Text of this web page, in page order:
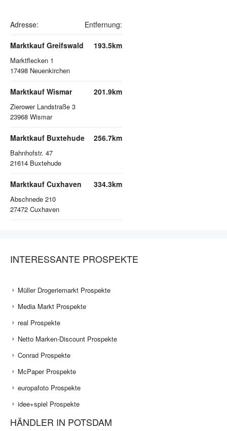
Adresse: Entfernung:
Marktkauf Greifswald
Marktflecken 1
17498 Neuenkirchen
193.5km
Marktkauf Wismar
Zierower Landstraße 3
23968 Wismar
201.9km
Marktkauf Buxtehude
Bahnhofstr. 47
21614 Buxtehude
256.7km
Marktkauf Cuxhaven
Abschnede 210
27472 Cuxhaven
334.3km
INTERESSANTE PROSPEKTE
Müller Drogeriemarkt Prospekte
Media Markt Prospekte
real Prospekte
Netto Marken-Discount Prospekte
Conrad Prospekte
McPaper Prospekte
europafoto Prospekte
idee+spiel Prospekte
HÄNDLER IN POTSDAM